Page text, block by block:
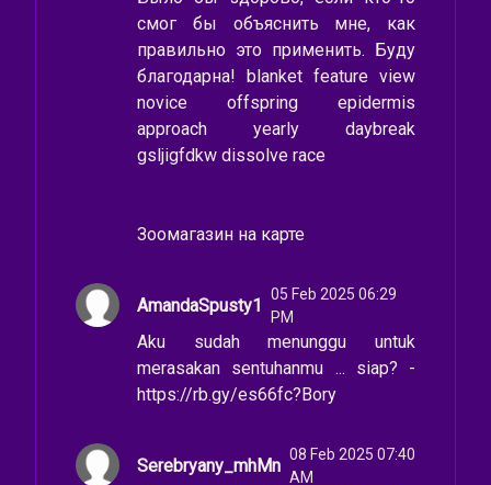
смог бы объяснить мне, как
правильно это применить. Буду
благодарна! blanket feature view
novice offspring epidermis
approach yearly daybreak
gsljigfdkw dissolve race
Зоомагазин на карте
AmandaSpusty1
05 Feb 2025 06:29
PM
Aku sudah menunggu untuk
merasakan sentuhanmu ... siap? -
https://rb.gy/es66fc?Bory
Serebryany_mhMn
08 Feb 2025 07:40
AM